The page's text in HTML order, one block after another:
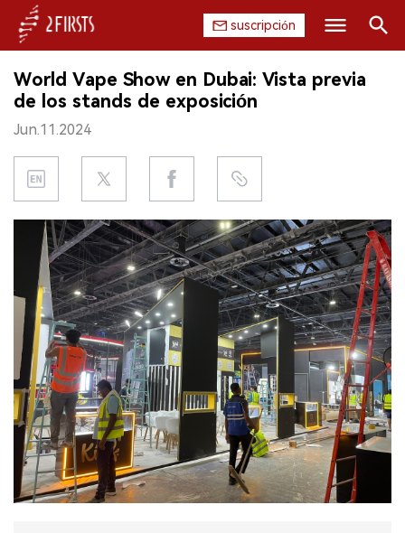
suscripción
INICIO
EMPRESA
PRODUCTO
REGULACIÓN
CHINA
DATOS
EXPOSICIÓN
ENTREVISTA
Buscar
World Vape Show en Dubai: Vista previa
de los stands de exposición
Jun.11.2024